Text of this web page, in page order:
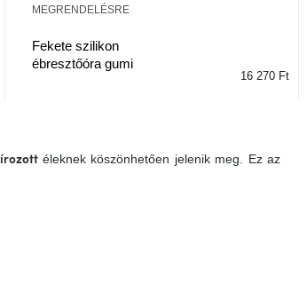
Fekete szilikon
ébresztőóra gumi
MEGRENDELÉSRE
16 270 Ft
éleknek köszönhetően jelenik meg. Ez az